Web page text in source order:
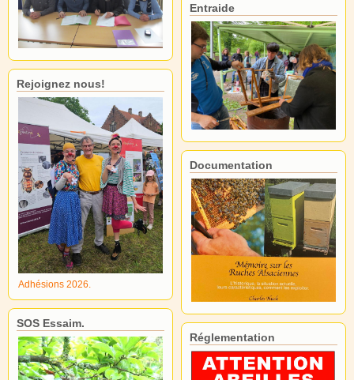
Rejoignez nous!
Adhésions 2026.
SOS Essaim.
Entraide
Documentation
Réglementation